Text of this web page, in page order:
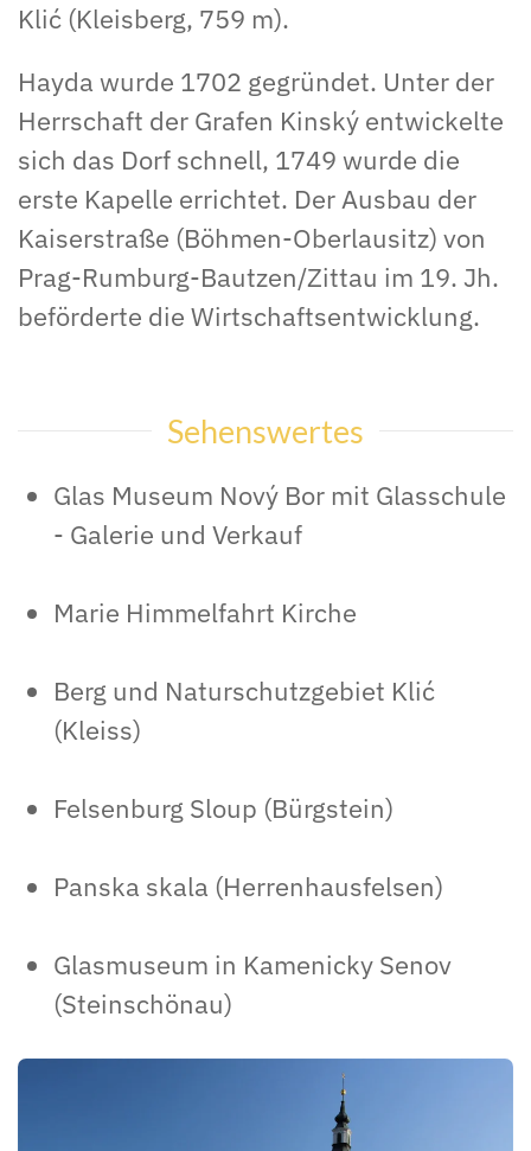
Klić (Kleisberg, 759 m).
Hayda wurde 1702 gegründet. Unter der
Herrschaft der Grafen Kinský entwickelte
sich das Dorf schnell, 1749 wurde die
erste Kapelle errichtet. Der Ausbau der
Kaiserstraße (Böhmen-Oberlausitz) von
Prag-Rumburg-Bautzen/Zittau im 19. Jh.
beförderte die Wirtschaftsentwicklung.
Sehenswertes
Glas Museum Nový Bor mit Glasschule
- Galerie und Verkauf
Marie Himmelfahrt Kirche
Berg und Naturschutzgebiet Klić
(Kleiss)
Felsenburg Sloup (Bürgstein)
Panska skala (Herrenhausfelsen)
Glasmuseum in Kamenicky Senov
(Steinschönau)